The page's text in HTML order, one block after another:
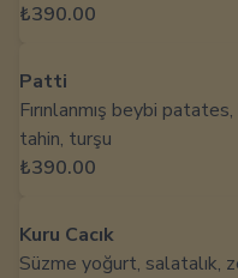
₺390.00
Patti
Fırınlanmış beybi
tahin, turşu
₺390.00
Kuru Cacık
Süzme yoğurt, salatalık,